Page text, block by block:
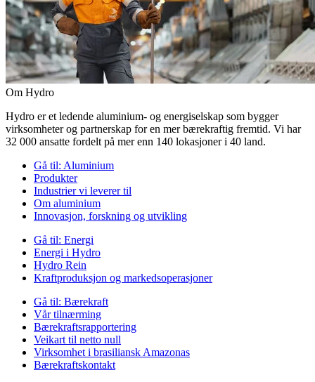
Om Hydro
Hydro er et ledende aluminium- og energiselskap som bygger
virksomheter og partnerskap for en mer bærekraftig fremtid. Vi har
32 000 ansatte fordelt på mer enn 140 lokasjoner i 40 land.
Gå til: Aluminium
Produkter
Industrier vi leverer til
Om aluminium
Innovasjon, forskning og utvikling
Gå til: Energi
Energi i Hydro
Hydro Rein
Kraftproduksjon og markedsoperasjoner
Gå til: Bærekraft
Vår tilnærming
Bærekraftsrapportering
Veikart til netto null
Virksomhet i brasiliansk Amazonas
Bærekraftskontakt